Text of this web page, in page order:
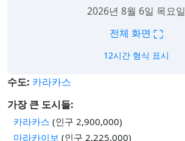
2026년 8월 6일 목요일
전체 화면 ⛶
12시간 형식 표시
수도: 카라카스
가장 큰 도시들:
카라카스 (인구 2,900,000)
마라카이보 (인구 2,225,000)